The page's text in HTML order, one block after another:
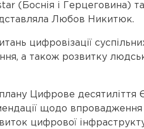
(Боснія і Герцеговина)
Любов Никитюк.
цифровізації
а також розвитку
Цифрове десятиліття
щодо впровадження
цифрової